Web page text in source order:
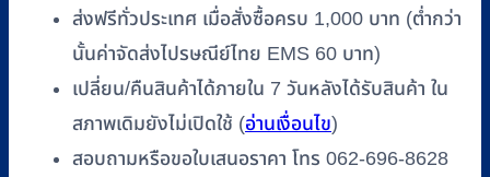
ส่งฟรีทั่วประเทศ เมื่อสั่งซื้อครบ 1,000 บาท (ต่ำกว่า
นั้นค่าจัดส่งไปรษณีย์ไทย EMS 60 บาท)
เปลี่ยน/คืนสินค้าได้ภายใน 7 วันหลังได้รับสินค้า ใน
สภาพเดิมยังไม่เปิดใช้ (อ่านเงื่อนไข)
สอบถามหรือขอใบเสนอราคา โทร 062-696-8628